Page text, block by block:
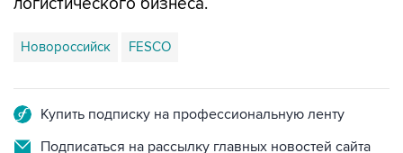
Новороссийск FESCO
Подписаться на рассылку главных новостей сайта
Получать оперативные новости в официальном